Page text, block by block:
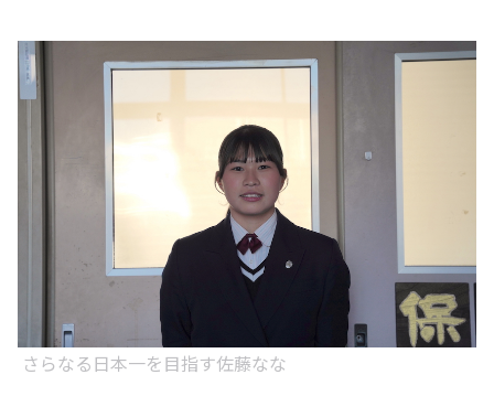
さらなる日本一を目指す佐藤なな